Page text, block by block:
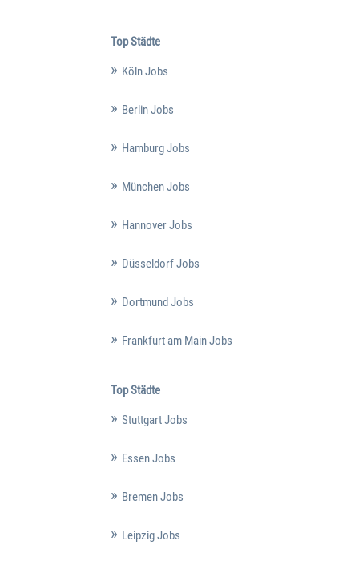
Top Städte
Köln Jobs
Berlin Jobs
Hamburg Jobs
München Jobs
Hannover Jobs
Düsseldorf Jobs
Dortmund Jobs
Frankfurt am Main Jobs
Top Städte
Stuttgart Jobs
Essen Jobs
Bremen Jobs
Leipzig Jobs